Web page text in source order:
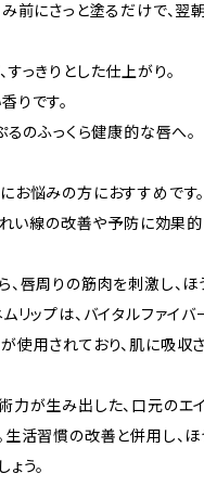
前にさっと塗るだけで、翌
っきりとした仕上がり。
りです。
るのふっくら健康的な唇へ。
お悩みの方におすすめです
い線の改善や予防に効果的
、唇周りの筋肉を刺激し、
リップは、バイタルファイバ
使用されており、肌に吸収
力が生み出した、口元のエ
生活習慣の改善と併用し、
う。